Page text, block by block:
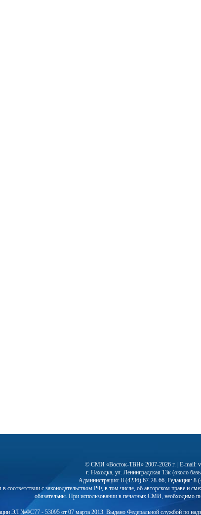
© СМИ «Восток-ТВН» 2007-2026 г. | E-mail:
г. Находка, ул. Ленинградская 13к (около
Администрация: 8 (4236) 67-28-66, Редакция: 8
в соответствии с законодательством РФ, в том числе, об авторском праве
обязательны. При использовании в печатных СМИ, необходимо
ЭЛ №ФС77 - 53095 от 07 марта 2013. Выдано Федеральной службой по